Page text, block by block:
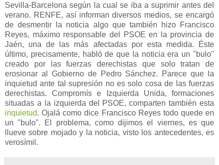
Sevilla-Barcelona según la cual se iba a suprimir antes del
verano. RENFE, así informan diversos medios, se encargó
de desmentir la noticia algo que también hizo Francisco
Reyes, máximo responsable del PSOE en la provincia de
Jaén, una de las más afectadas por esta medida. Éste
último, precisamente, habló de que la noticia era un "bulo"
creado por las fuerzas derechistas que solo tratan de
erosionar al Gobierno de Pedro Sánchez. Parece que la
inquietud ante tal supresión no es solo cosa de las fuerzas
derechistas. Compromís e Izquierda Unida, formaciones
situadas a la izquierda del PSOE, comparten también esta
inquietud. Ojalá como dice Francisco Reyes todo quede en
un "bulo". El problema, como dijimos el viernes, es que
llueve sobre mojado y la noticia, visto los antecedentes, es
verosímil.